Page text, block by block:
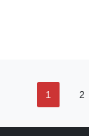
1 2